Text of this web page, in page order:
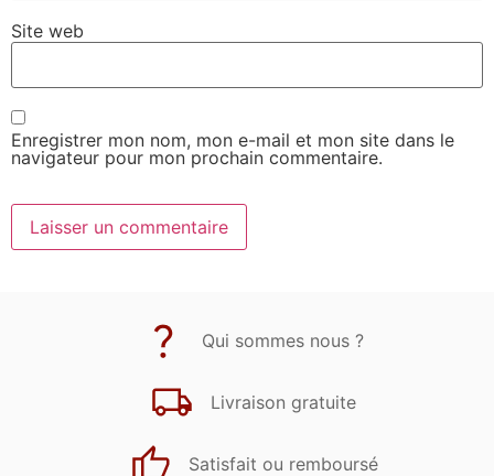
Site web
Enregistrer mon nom, mon e-mail et mon site dans le
navigateur pour mon prochain commentaire.
Qui sommes nous ?
Livraison gratuite
Satisfait ou remboursé